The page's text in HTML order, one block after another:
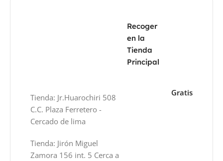
Recoger
en la
Tienda
Principal
Tienda: Jr.Huarochiri 508
C.C. Plaza Ferretero -
Cercado de lima
Tienda: Jirón Miguel
Zamora 156 int. 5 Cerca a
Gratis